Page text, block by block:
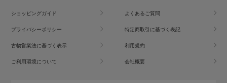
ショッピングガイド よくあるご質問
プライバシーポリシー 特定商取引に基づく表記
古物営業法に基づく表示 利用規約
ご利用環境について 会社概要